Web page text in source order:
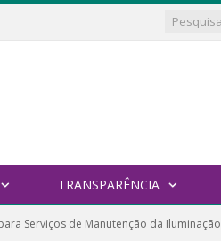
TRANSPARÊNCIA
para Serviços de Manutenção da Iluminação